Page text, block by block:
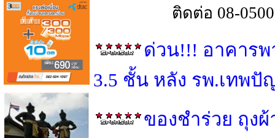
ติดต่อ 08-
ด่วน!!! อาคาร
3.5 ชั้น หลัง รพ.เทพ
ของชำร่วย ถุง